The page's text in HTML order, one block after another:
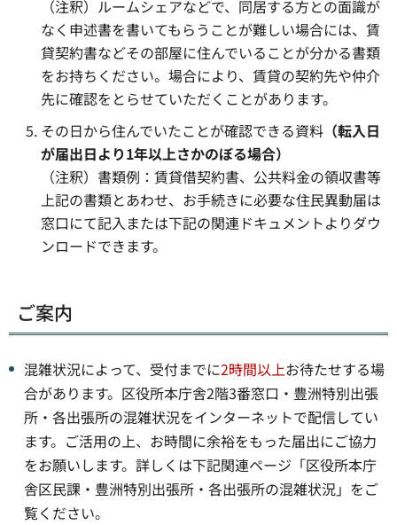
（注釈）ルームシェアなどで、同居する方との面識が
なく申述書を書いてもらうことが難しい場合には、賃
貸契約書などその部屋に住んでいることが分かる書類
をお持ちください。場合により、賃貸の契約先や仲介
先に確認をとらせていただくことがあります。
その日から住んでいたことが確認できる資料 （転入日
が届出日より1年以上さかのぼる場合）
（注釈）書類例：賃貸借契約書、公共料金の領収書等
上記の書類とあわせ、お手続きに必要な住民異動届は
窓口にて記入または下記の関連ドキュメントよりダウ
ンロードできます。
ご案内
混雑状況によって、受付までに2時間以上お待たせする場
合があります。区役所本庁舎2階3番窓口・豊洲特別出張
所・各出張所の混雑状況をインターネットで配信してい
ます。ご活用の上、お時間に余裕をもった届出にご協力
をお願いします。詳しくは下記関連ページ「区役所本庁
舎区民課・豊洲特別出張所・各出張所の混雑状況」をご
覧ください。